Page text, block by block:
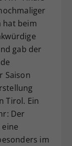
hat beim
gab der
Saison
Tirol. Ein
Der
im
Consent-
eine
die
falls der
eingestellt